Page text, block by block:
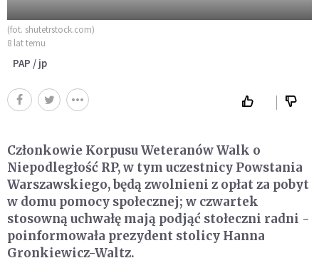
(fot. shutetrstock.com)
8 lat temu
PAP / jp
Członkowie Korpusu Weteranów Walk o
Niepodległość RP, w tym uczestnicy Powstania
Warszawskiego, będą zwolnieni z opłat za pobyt
w domu pomocy społecznej; w czwartek
stosowną uchwałę mają podjąć stołeczni radni -
poinformowała prezydent stolicy Hanna
Gronkiewicz-Waltz.